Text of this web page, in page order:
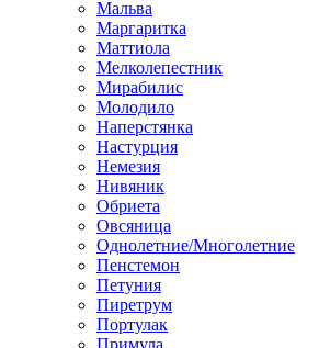
Мальва
Маргаритка
Маттиола
Мелколепестник
Мирабилис
Молодило
Наперстянка
Настурция
Немезия
Нивяник
Обриета
Овсяница
Однолетние/Многолетние
Пенстемон
Петуния
Пиретрум
Портулак